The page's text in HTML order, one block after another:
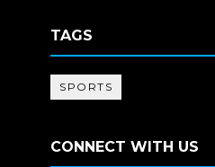
TAGS
SPORTS
CONNECT WITH US